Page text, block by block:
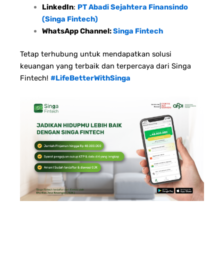
LinkedIn: PT Abadi Sejahtera Finansindo
(Singa Fintech)
WhatsApp Channel:Singa Fintech
Tetap terhubung untuk mendapatkan solusi
keuangan yang terbaik dan terpercaya dari Singa
Fintech! #LifeBetterWithSinga